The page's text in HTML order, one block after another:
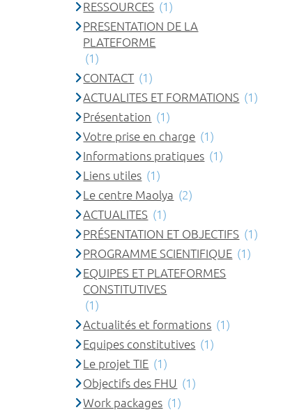
RESSOURCES (1)
PRESENTATION DE LA
PLATEFORME
(1)
CONTACT (1)
ACTUALITES ET FORMATIONS (1)
Présentation (1)
Votre prise en charge (1)
Informations pratiques (1)
Liens utiles (1)
Le centre Maolya (2)
ACTUALITES (1)
PRÉSENTATION ET OBJECTIFS (1)
PROGRAMME SCIENTIFIQUE (1)
EQUIPES ET PLATEFORMES
CONSTITUTIVES
(1)
Actualités et formations (1)
Equipes constitutives (1)
Le projet TIE (1)
Objectifs des FHU (1)
Work packages (1)